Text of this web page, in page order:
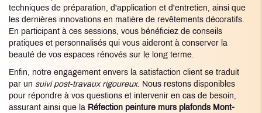
techniques de préparation, d'application et d'entretien, ainsi que
les dernières innovations en matière de revêtements décoratifs.
En participant à ces sessions, vous bénéficiez de conseils
pratiques et personnalisés qui vous aideront à conserver la
beauté de vos espaces rénovés sur le long terme.
Enfin, notre engagement envers la satisfaction client se traduit
par un suivi post-travaux rigoureux. Nous restons disponibles
pour répondre à vos questions et intervenir en cas de besoin,
assurant ainsi que la Réfection peinture murs plafonds Mont-